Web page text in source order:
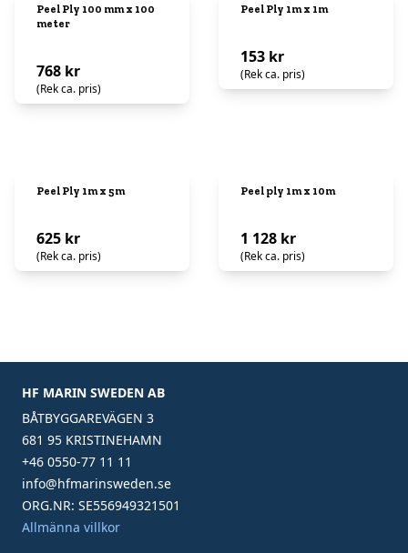
Peel Ply 100 mm x 100
meter
768 kr
(Rek ca. pris)
Peel Ply 1m x 1m
153 kr
(Rek ca. pris)
Peel Ply 1m x 5m
625 kr
(Rek ca. pris)
Peel ply 1m x 10m
1 128 kr
(Rek ca. pris)
HF MARIN SWEDEN AB
BÅTBYGGAREVÄGEN 3
681 95 KRISTINEHAMN
+46 0550-77 11 11
info@hfmarinsweden.se
ORG.NR: SE556949321501
Allmänna villkor